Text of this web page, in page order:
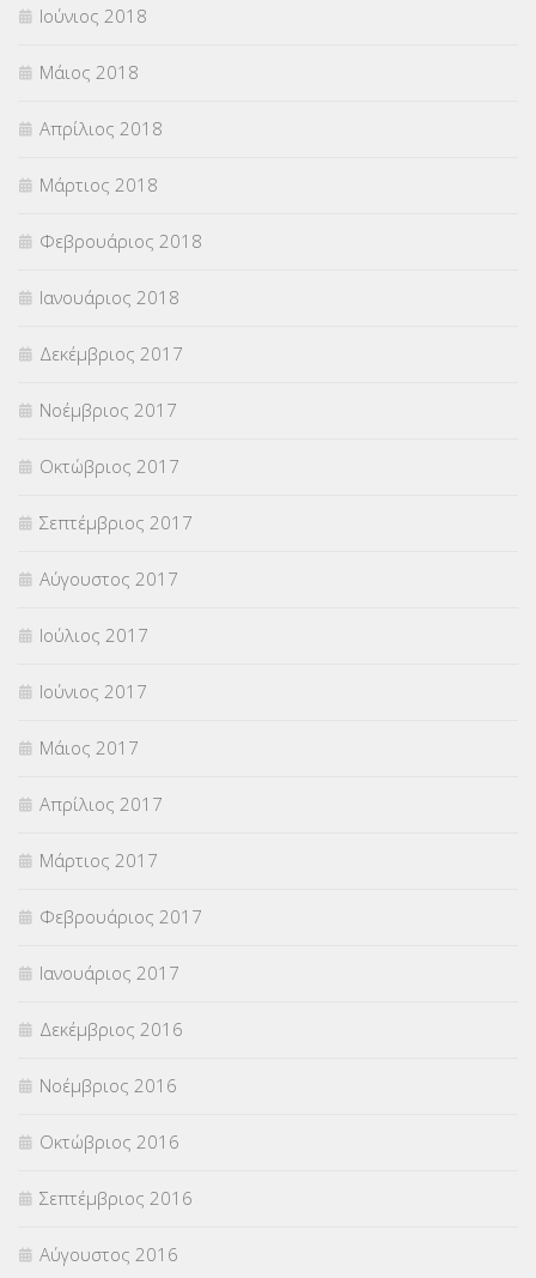
Ιούνιος 2018
Μάιος 2018
Απρίλιος 2018
Μάρτιος 2018
Φεβρουάριος 2018
Ιανουάριος 2018
Δεκέμβριος 2017
Νοέμβριος 2017
Οκτώβριος 2017
Σεπτέμβριος 2017
Αύγουστος 2017
Ιούλιος 2017
Ιούνιος 2017
Μάιος 2017
Απρίλιος 2017
Μάρτιος 2017
Φεβρουάριος 2017
Ιανουάριος 2017
Δεκέμβριος 2016
Νοέμβριος 2016
Οκτώβριος 2016
Σεπτέμβριος 2016
Αύγουστος 2016